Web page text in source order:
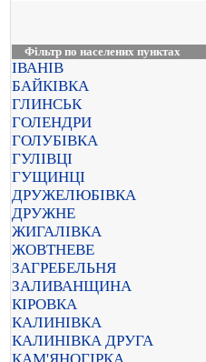
Фільтр по населених пунктах
ІВАНІВ
БАЙКІВКА
ГЛИНСЬК
ГОЛЕНДРИ
ГОЛУБІВКА
ГУЛІВЦІ
ГУЩИНЦІ
ДРУЖЕЛЮБІВКА
ДРУЖНЕ
ЖИГАЛІВКА
ЖОВТНЕВЕ
ЗАГРЕБЕЛЬНЯ
ЗАЛИВАНЩИНА
КІРОВКА
КАЛИНІВКА
КАЛИНІВКА ДРУГА